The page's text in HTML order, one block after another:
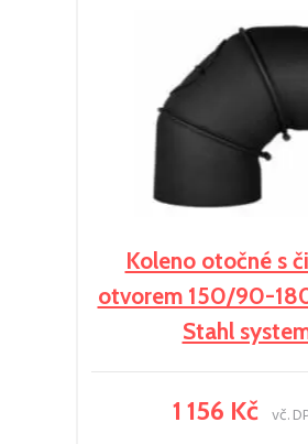
Koleno otočné s
otvorem 150/90-
Stahl
1 156 Kč vč.